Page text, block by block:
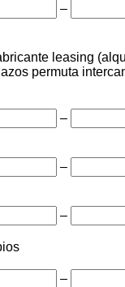
–
leasing
permuta
–
–
–
–